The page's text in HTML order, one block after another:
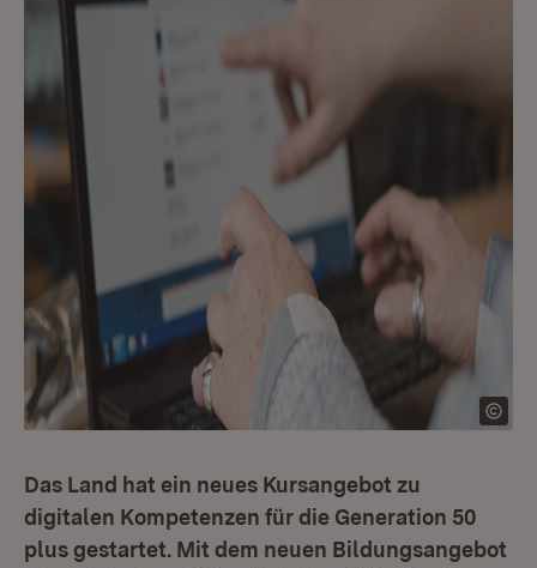
Das Land hat ein neues Kursangebot zu
digitalen Kompetenzen für die Generation 50
plus gestartet. Mit dem neuen Bildungsangebot